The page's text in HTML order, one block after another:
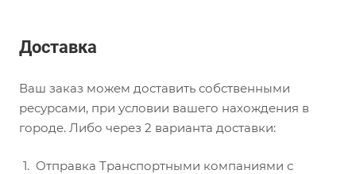
Доставка
Ваш заказ можем доставить собственными
ресурсами, при условии вашего нахождения в
городе. Либо через 2 варианта доставки:
Отправка Транспортными компаниями с